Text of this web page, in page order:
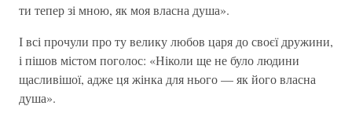
ти тепер зі мною, як моя власна душа».
І всі прочули про ту велику любов царя до своєї дружини,
і пішов містом поголос: «Ніколи ще не було людини
щасливішої, адже ця жінка для нього — як його власна
душа».